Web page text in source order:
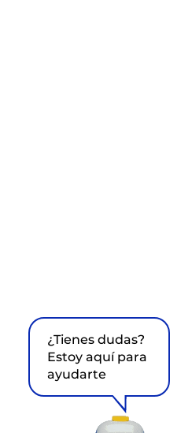
¿Tienes dudas?
Estoy aquí para
ayudarte